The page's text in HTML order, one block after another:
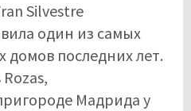
Silvestre
один из самых
домов последних лет.
Мадрида у